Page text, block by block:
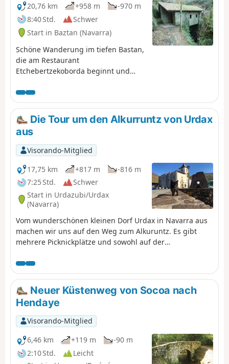
20,76 km
+958 m
-970 m
8:40 Std.
Schwer
Start in Baztan (Navarra)
Schöne Wanderung im tiefen Bastan,
die am Restaurant
Etchebertzekoborda beginnt und
de l'Enfer“ und am Palacio de
Azkolegi (auf dem Gipfel des
Anwesens von Bertiz) vorbeiführt.
Die Tour um den Alkurruntz von Urdax
aus
Visorando-Mitglied
17,75 km
+817 m
-816 m
7:25 Std.
Schwer
Start in Urdazubi/Urdax
(Navarra)
Vom wunderschönen kleinen Dorf Urdax in Navarra aus
machen wir uns auf den Weg zum Alkuruntz. Es gibt
mehrere Picknickplätze und sowohl auf der
eine herrliche Aussicht.
Neuer Küstenweg von Socoa nach
Hendaye
Visorando-Mitglied
6,46 km
+119 m
-90 m
2:10 Std.
Leicht